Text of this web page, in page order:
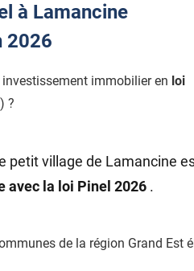
à Lamancine
2026
immobilier en loi
?
petit village de Lamancine
avec la loi Pinel 2026 .
de la région Grand Est